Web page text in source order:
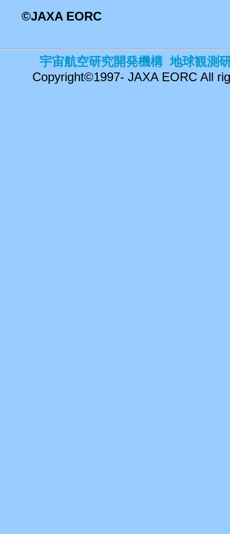
©JAXA EORC
宇宙航空研究開発機構 地球観測
Copyright©1997- JAXA EORC All